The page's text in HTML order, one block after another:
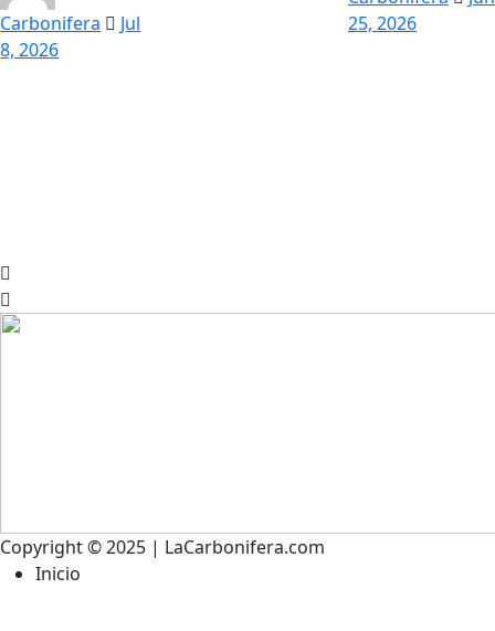
Carbonifera
Copyright © 2025 | LaCarbonifera.com
Inicio